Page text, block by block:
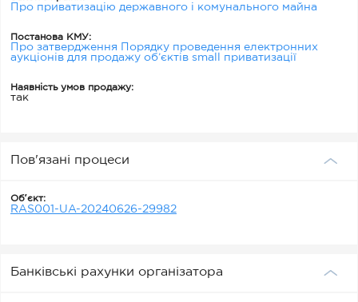
Про приватизацію державного і комунального майна
Постанова КМУ:
Про затвердження Порядку проведення електронних
аукціонів для продажу об’єктів small приватизації
Наявність умов продажу:
так
Пов'язані процеси
Обʼєкт:
RAS001-UA-20240626-29982
Банківські рахунки організатора